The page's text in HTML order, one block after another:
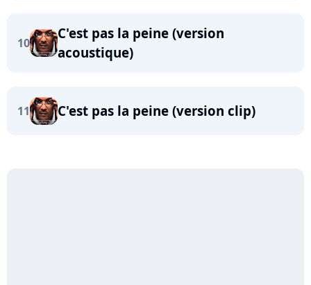
10
C'est pas la peine (version
acoustique)
11 C'est pas la peine (version clip)